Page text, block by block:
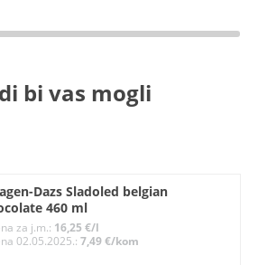
bi vas mogli
Dazs Sladoled belgian
460 ml
za j.m.: 16,25 €/l
02.05.2025.: 7,49 €/kom